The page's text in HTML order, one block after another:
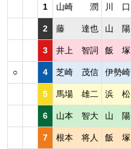
1 山崎 潤 川 口
2 藤 達也 山 陽
3 井上 智詞 飯 塚
○ 4 芝崎 茂信 伊勢崎
5 馬場 雄二 浜 松
6 山本 智大 山 陽
7 根本 将人 飯 塚